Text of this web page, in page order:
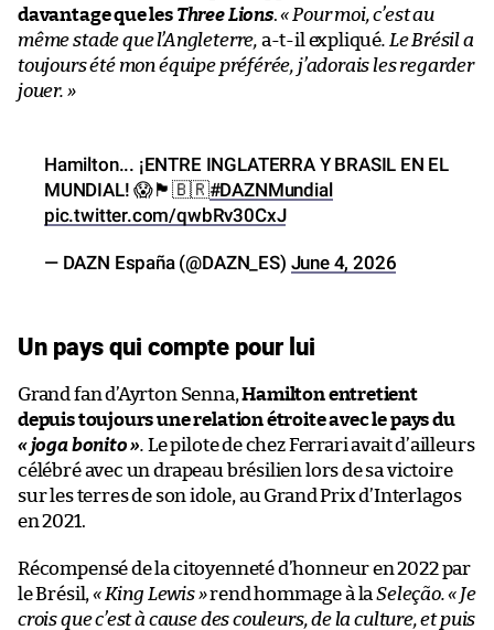
davantage que les Three Lions.« Pour moi, c’est au
même stade que l’Angleterre, a-t-il expliqué. Le Brésil a
toujours été mon équipe préférée, j’adorais les regarder
jouer. »
Hamilton... ¡ENTRE INGLATERRA Y BRASIL EN EL
MUNDIAL! 😱🏴󠁧󠁢󠁥󠁮󠁧󠁿🇧🇷#DAZNMundial
pic.twitter.com/qwbRv30CxJ
— DAZN España (@DAZN_ES) June 4, 2026
Un pays qui compte pour lui
Grand fan d’Ayrton Senna,Hamilton entretient
depuis toujours une relation étroite avec le pays du
« joga bonito ». Le pilote de chez Ferrari avait d’ailleurs
célébré avec un drapeau brésilien lors de sa victoire
sur les terres de son idole, au Grand Prix d’Interlagos
en 2021.
Récompensé de la citoyenneté d’honneur en 2022 par
le Brésil,« King Lewis »rend hommage à laSeleção. « Je
crois que c’est à cause des couleurs, de la culture, et puis